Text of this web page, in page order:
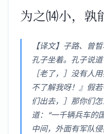
为之⒁小，孰
【译文】子路、曾
孔子坐着。孔子说道
［老了，］没有人
不了解我呀！』假
们出去，］那你们
道：“一千辆兵车的
中间，外面有军队